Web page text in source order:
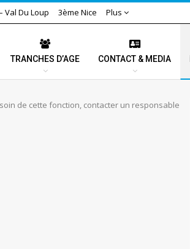
Val Du Loup 3ème Nice Plus
TRANCHES D’AGE CONTACT & MEDIA
de cette fonction, contacter un responsable